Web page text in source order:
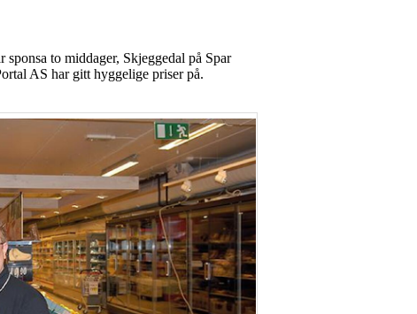
to middager, Skjeggedal på Spar
AS har gitt hyggelige priser på.